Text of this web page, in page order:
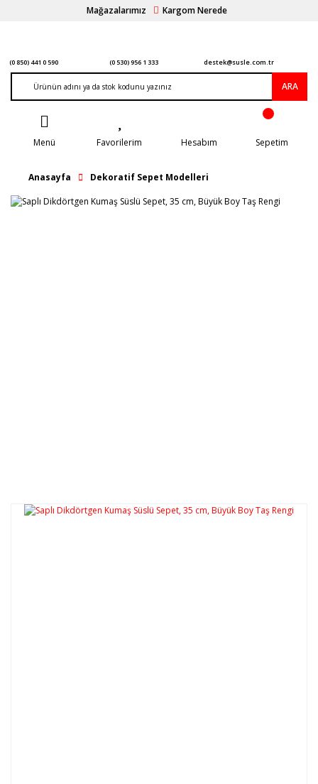
Mağazalarımız Kargom Nerede
(0 850) 441 0 590 (0 530) 956 1 333 destek@susle.com.tr
ARA
Menü Favorilerim Hesabım Sepetim
Anasayfa Dekoratif Sepet Modelleri